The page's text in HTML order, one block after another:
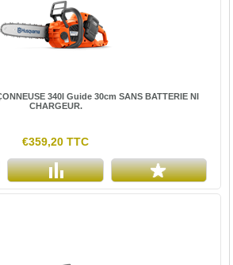
340I Guide 30cm SANS BATTERIE NI
CHARGEUR.
€359,20 TTC